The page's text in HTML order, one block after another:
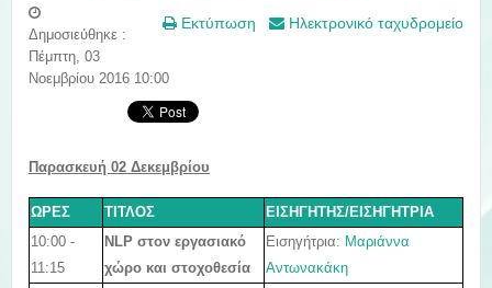
Εκτύπωση Ηλεκτρονικό ταχυδρομείο
Δημοσιεύθηκε :
Πέμπτη, 03
Νοεμβρίου 2016 10:00
Παρασκευή 02 Δεκεμβρίου
ΩΡΕΣ ΤΙΤΛΟΣ
ΕΙΣΗΓΗΤΗΣ/ΕΙΣΗΓΗΤΡΙΑ
10:00 -
11:15
NLP στον εργασιακό
χώρο και στοχοθεσία
Εισηγήτρια: Μαριάννα
Αντωνακάκη